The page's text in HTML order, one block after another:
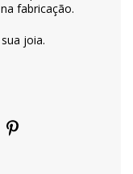
fabricação.
joia.